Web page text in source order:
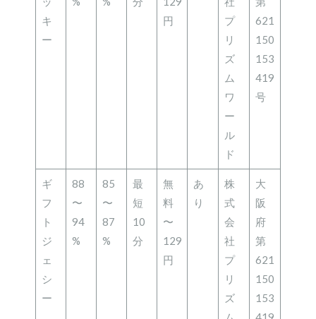
キ
ー
円
プ
リ
ズ
ム
ワ
ー
ル
ド
621
150
153
419
号
ギ
フ
ト
ジ
ェ
シ
ー
88
〜
94
%
85
〜
87
%
最
短
10
分
無
料
〜
129
円
あ
り
株
式
会
社
プ
リ
ズ
大
阪
府
第
621
150
153